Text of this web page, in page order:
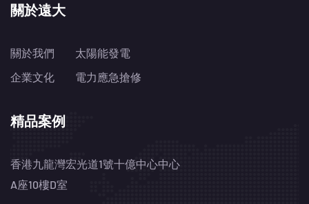
關於遠大
關於我們
企業文化
太陽能發電
電力應急搶修
精品案例
香港九龍灣宏光道1號十億中心中心
A座10樓D室